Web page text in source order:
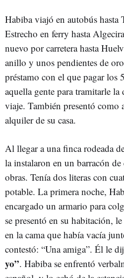
Habiba viajó en autobús hasta
Estrecho en ferry hasta
nuevo por carretera hasta
anillo y unos pendientes de
préstamo con el que pagar los
aquella gente para tramitarle
viaje. También presentó como
alquiler de su casa.
Al llegar a una finca rodeada
la instalaron en un barracón
obras. Tenía dos literas con
potable. La primera noche,
encargado un armario para
se presentó en su habitación,
en la cama que había vacía
contestó: “Una amiga”. Él le
yo”. Habiba se enfrentó